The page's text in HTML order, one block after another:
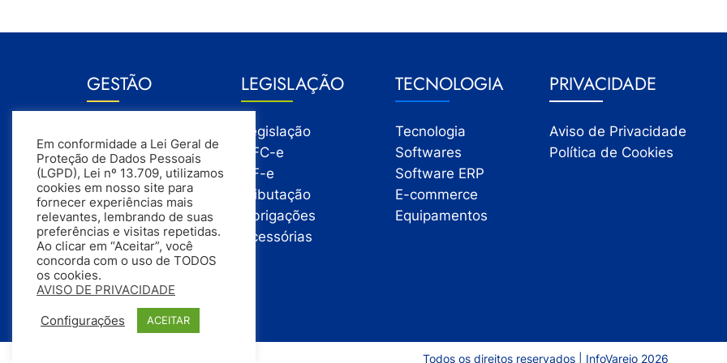
GESTÃO
Gestão Financeira
Gestão de Pessoas
Compras
Estoque
Vendas
LEGISLAÇÃO
Legislação
NFC-e
NF-e
Tributação
Obrigações
Acessórias
TECNOLOGIA
Tecnologia
Softwares
Software ERP
E-commerce
Equipamentos
PRIVACIDADE
Aviso de Privacidade
Política de Cookies
Todos os direitos reservados | InfoVarejo 2026
Em conformidade a Lei Geral de
Proteção de Dados Pessoais
(LGPD), Lei nº 13.709, utilizamos
cookies em nosso site para
fornecer experiências mais
relevantes, lembrando de suas
preferências e visitas repetidas.
Ao clicar em “Aceitar”, você
concorda com o uso de TODOS
os cookies.
AVISO DE PRIVACIDADE
Configurações ACEITAR